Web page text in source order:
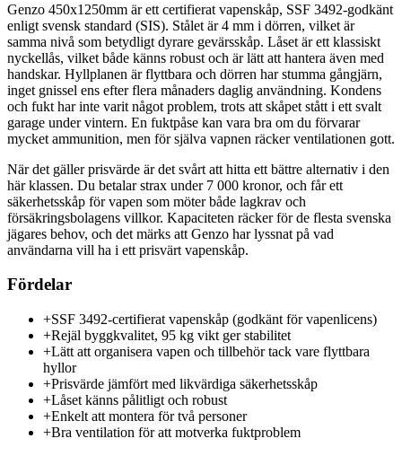
Genzo 450x1250mm är ett certifierat vapenskåp, SSF 3492-godkänt
enligt svensk standard (SIS). Stålet är 4 mm i dörren, vilket är
samma nivå som betydligt dyrare gevärsskåp. Låset är ett klassiskt
nyckellås, vilket både känns robust och är lätt att hantera även med
handskar. Hyllplanen är flyttbara och dörren har stumma gångjärn,
inget gnissel ens efter flera månaders daglig användning. Kondens
och fukt har inte varit något problem, trots att skåpet stått i ett svalt
garage under vintern. En fuktpåse kan vara bra om du förvarar
mycket ammunition, men för själva vapnen räcker ventilationen gott.
När det gäller prisvärde är det svårt att hitta ett bättre alternativ i den
här klassen. Du betalar strax under 7 000 kronor, och får ett
säkerhetsskåp för vapen som möter både lagkrav och
försäkringsbolagens villkor. Kapaciteten räcker för de flesta svenska
jägares behov, och det märks att Genzo har lyssnat på vad
användarna vill ha i ett prisvärt vapenskåp.
Fördelar
+SSF 3492-certifierat vapenskåp (godkänt för vapenlicens)
+Rejäl byggkvalitet, 95 kg vikt ger stabilitet
+Lätt att organisera vapen och tillbehör tack vare flyttbara
hyllor
+Prisvärde jämfört med likvärdiga säkerhetsskåp
+Låset känns pålitligt och robust
+Enkelt att montera för två personer
+Bra ventilation för att motverka fuktproblem